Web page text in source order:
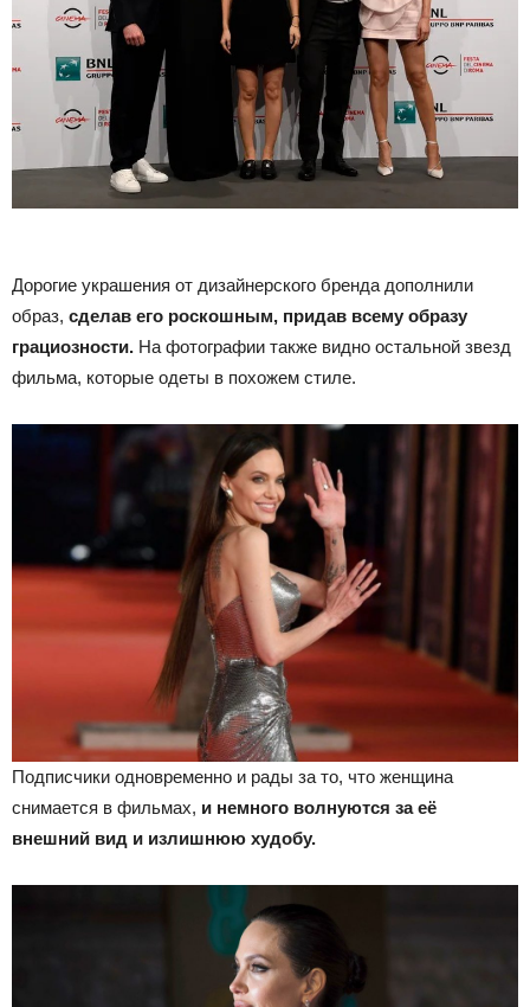
Дорогие украшения от дизайнерского бренда дополнили
образ, сделав его роскошным, придав всему образу
грациозности. На фотографии также видно остальной звезд
фильма, которые одеты в похожем стиле.
Подписчики одновременно и рады за то, что женщина
снимается в фильмах, и немного волнуются за её
внешний вид и излишнюю худобу.